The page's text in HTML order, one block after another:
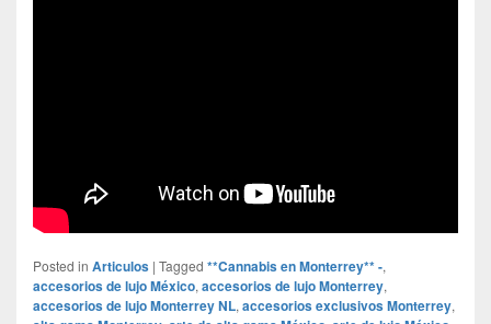
Posted in Articulos | Tagged **Cannabis en Monterrey** -,
accesorios de lujo México, accesorios de lujo Monterrey,
accesorios de lujo Monterrey NL, accesorios exclusivos Monterrey,